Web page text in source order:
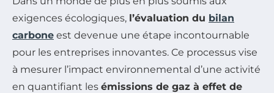
exigences écologiques, l’évaluation du bilan
carbone est devenue une étape incontournable
pour les entreprises innovantes. Ce processus vise
à mesurer l’impact environnemental d’une activité
en quantifiant les émissions de gaz à effet de